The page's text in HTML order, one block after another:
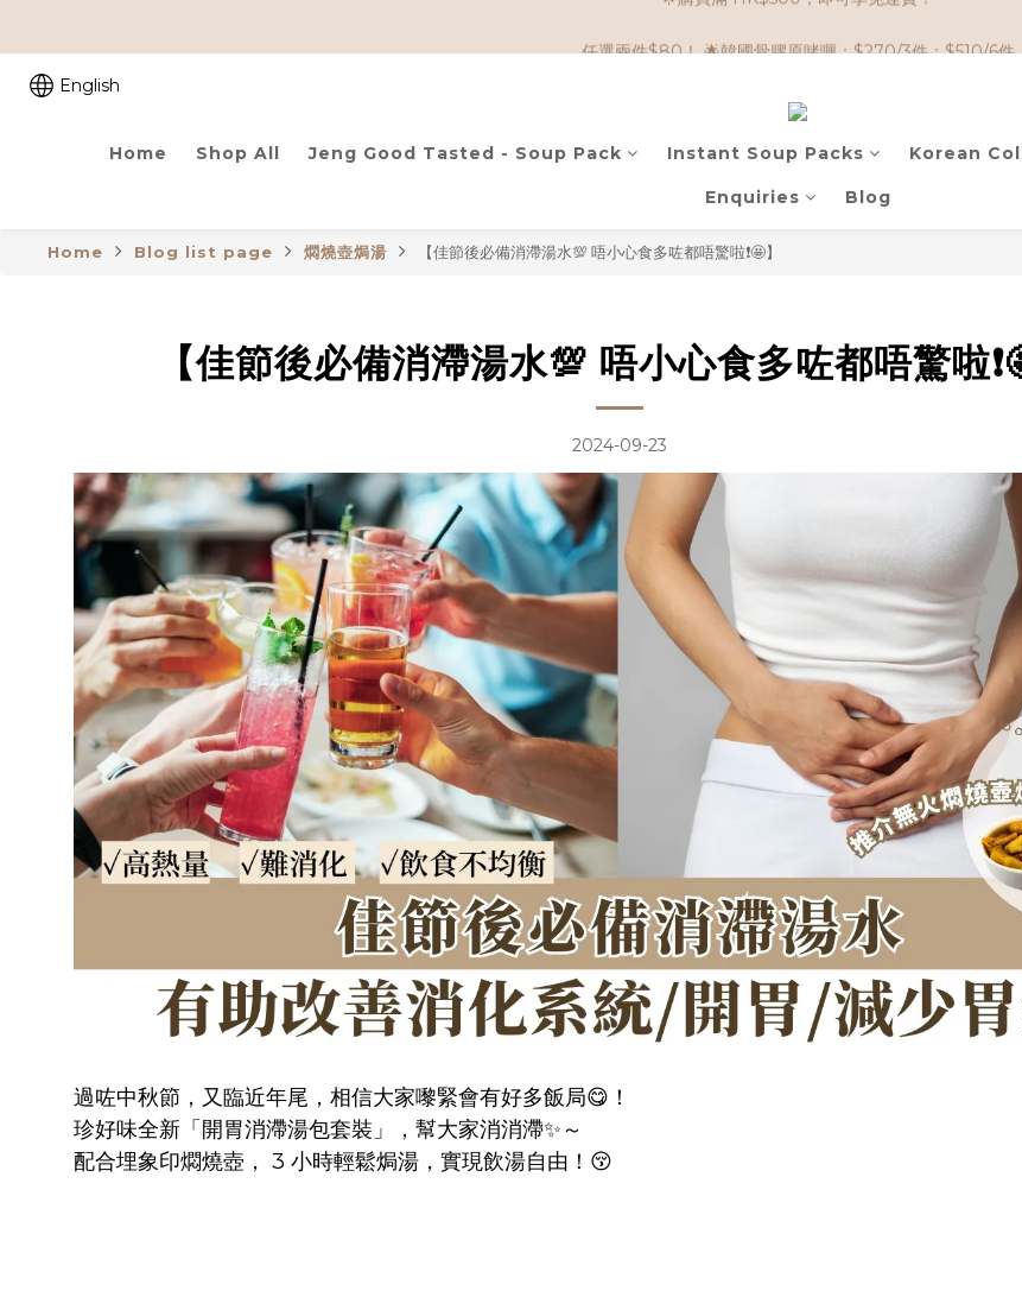
English
Home Shop All Jeng Good Tasted - Soup Pack Instant Soup Packs Korean
Enquiries Blog
Home Blog list page 燜燒壺焗湯 【佳節後必備消滯湯水💯 唔小心食多咗都唔驚啦❗🤩】
【佳節後必備消滯湯水💯 唔小心食多咗都唔驚啦
2024-09-23
過咗中秋節，又臨近年尾，相信大家嚟緊會有好多飯局😋！
珍好味全新「開胃消滯湯包套裝」，幫大家消消滯✨～
配合埋象印燜燒壺， 3 小時輕鬆焗湯，實現飲湯自由！😚